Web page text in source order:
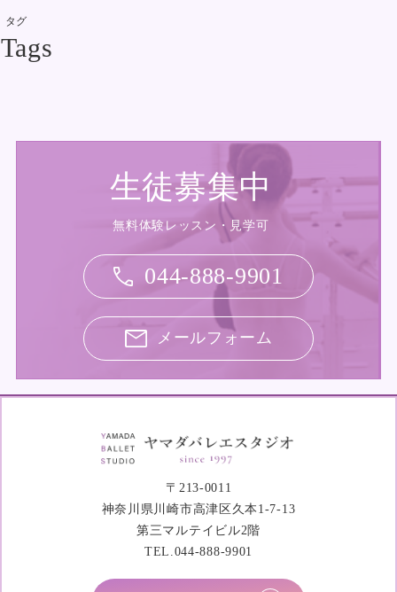
タグ
生徒募集中
無料体験レッスン・見学可
044-888-9901
メールフォーム
〒213-0011
神奈川県川崎市高津区久本1-7-13
第三マルテイビル2階
TEL.044-888-9901